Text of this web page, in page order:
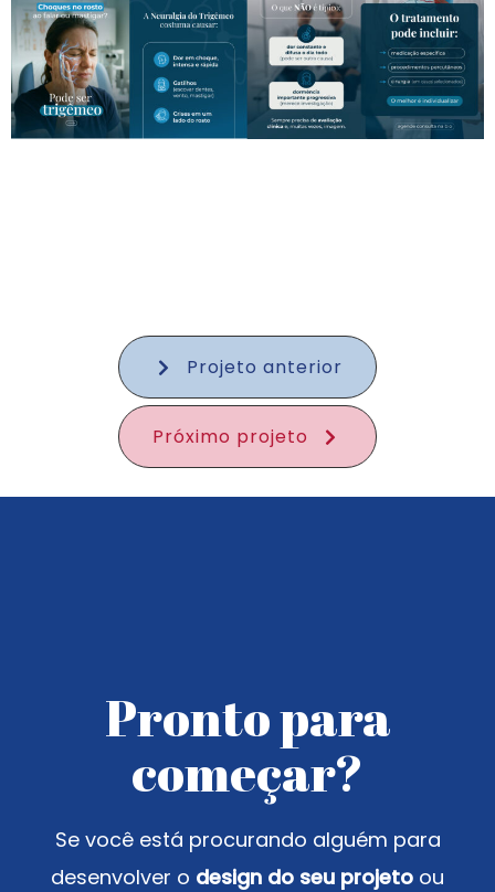
Projeto anterior
Próximo projeto
Pronto para
começar?
Se você está procurando alguém para
desenvolver o design do seu projeto ou